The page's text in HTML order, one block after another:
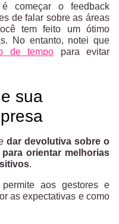
começar o feedback
de falar sobre as áreas
tem feito um ótimo
No entanto, notei que
de tempo para evitar
sua
dar devolutiva sobre o
orientar melhorias
.
aos gestores e
as expectativas e como